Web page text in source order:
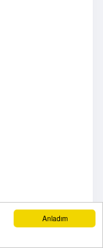
Anladım